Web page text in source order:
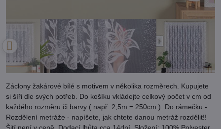
Záclony žakárové bílé s motivem v několika rozměrech. Kupujete
si šíři dle svých potřeb. Do košíku vkládejte celkový počet v cm od
každého rozměru či barvy ( např. 2,5m = 250cm ). Do rámečku -
Rozdělení metráže - napíšete, jak chtete danou metráž rozdělit!!